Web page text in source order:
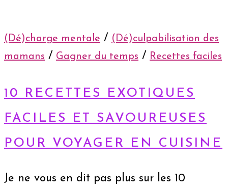
(Dé)charge mentale / (Dé)culpabilisation des
mamans / Gagner du temps / Recettes faciles
10 RECETTES EXOTIQUES
FACILES ET SAVOUREUSES
POUR VOYAGER EN CUISINE
Je ne vous en dit pas plus sur les 10